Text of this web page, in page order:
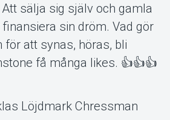
sälja sig själv och gamla
sin dröm. Vad gör
för att synas, höras, bli
få många likes. 👍👍👍
Löjdmark Chressman